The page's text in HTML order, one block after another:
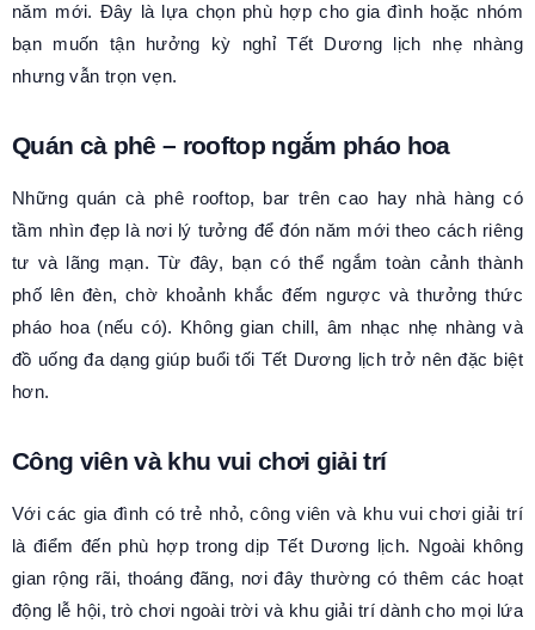
năm mới. Đây là lựa chọn phù hợp cho gia đình hoặc nhóm
bạn muốn tận hưởng kỳ nghỉ Tết Dương lịch nhẹ nhàng
nhưng vẫn trọn vẹn.
Quán cà phê – rooftop ngắm pháo hoa
Những quán cà phê rooftop, bar trên cao hay nhà hàng có
tầm nhìn đẹp là nơi lý tưởng để đón năm mới theo cách riêng
tư và lãng mạn. Từ đây, bạn có thể ngắm toàn cảnh thành
phố lên đèn, chờ khoảnh khắc đếm ngược và thưởng thức
pháo hoa (nếu có). Không gian chill, âm nhạc nhẹ nhàng và
đồ uống đa dạng giúp buổi tối Tết Dương lịch trở nên đặc biệt
hơn.
Công viên và khu vui chơi giải trí
Với các gia đình có trẻ nhỏ, công viên và khu vui chơi giải trí
là điểm đến phù hợp trong dịp Tết Dương lịch. Ngoài không
gian rộng rãi, thoáng đãng, nơi đây thường có thêm các hoạt
động lễ hội, trò chơi ngoài trời và khu giải trí dành cho mọi lứa